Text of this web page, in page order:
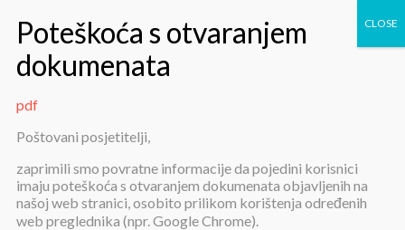
pdf
Poštovani posjetitelji,
zaprimili smo povratne informacije da pojedini korisnici
imaju poteškoća s otvaranjem dokumenata objavljenih na
našoj web stranici, osobito prilikom korištenja određenih
web preglednika (npr. Google Chrome).